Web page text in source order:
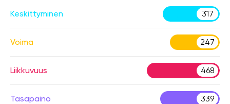
Keskittyminen 317
Voima 247
Liikkuvuus 468
Tasapaino 339